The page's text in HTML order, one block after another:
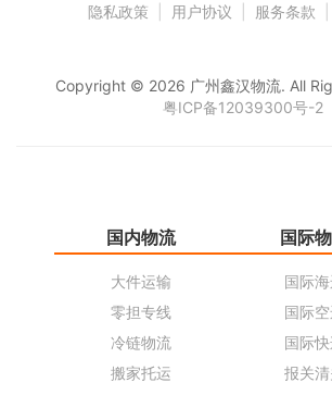
隐私政策 用户协议 服务条款
Copyright © 2026 广州鑫汉物流. All
粤ICP备12039300号-2
国内物流
大件运输
零担专线
冷链物流
搬家托运
国际
国际
国际
国际
报关清